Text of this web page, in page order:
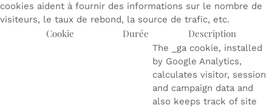
cookies aident à fournir des informations sur le nombre de
visiteurs, le taux de rebond, la source de trafic, etc.
Cookie Durée Description
The _ga cookie, installed
by Google Analytics,
calculates visitor, session
and campaign data and
also keeps track of site